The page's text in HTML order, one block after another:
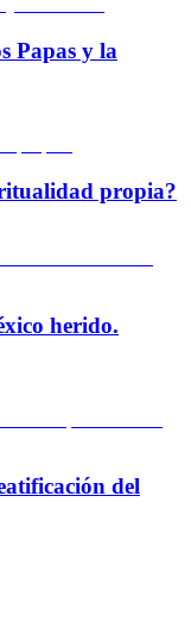
Papas y la
propia?
herido.
del